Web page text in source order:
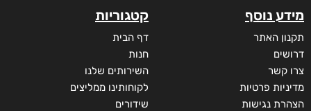
מידע נוסף
תקנון האתר
דרושים
צרו קשר
מדיניות פרטיות
הצהרת נגישות
קטגוריות
דף הבית
חנות
השירותים שלנו
לקוחותינו ממליצים
שידורים